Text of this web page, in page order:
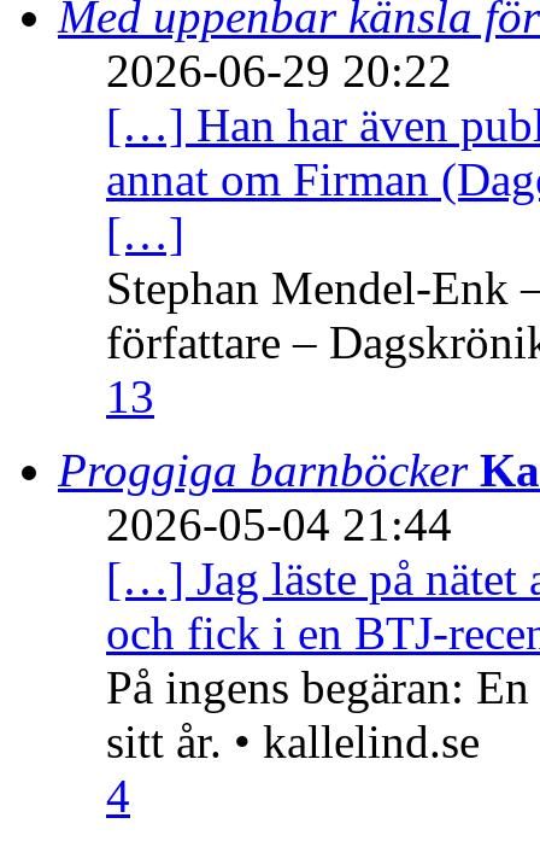
Med uppenbar känsla
2026-06-29 20:22
[…] Han har även
annat om Firman
[…]
Stephan Mendel-Enk
författare –
13
Proggiga barnböcker
2026-05-04 21:44
[…] Jag läste på nätet
och fick i en BTJ-
På ingens begäran:
sitt år. • kallelind.se
4